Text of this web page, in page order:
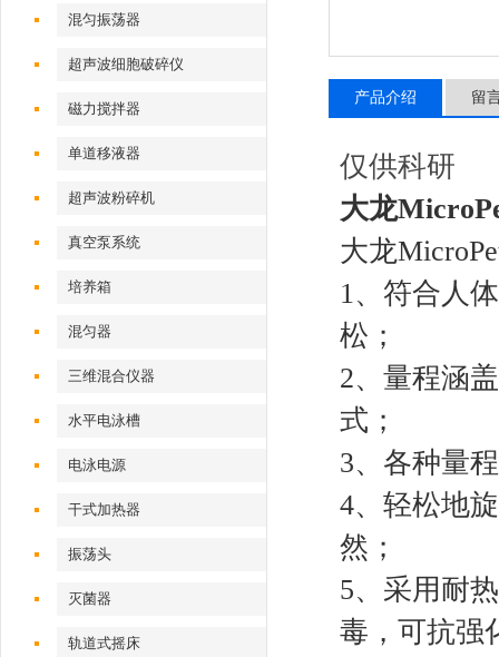
混匀振荡器
超声波细胞破碎仪
磁力搅拌器
单道移液器
超声波粉碎机
真空泵系统
培养箱
混匀器
三维混合仪器
水平电泳槽
电泳电源
干式加热器
振荡头
灭菌器
轨道式摇床
产品介绍 留
仅供科研
大龙
大龙
1、符合人
松；
2、量程涵
式；
3、各种量
4、轻松地
然；
5、采用耐
毒，可抗强